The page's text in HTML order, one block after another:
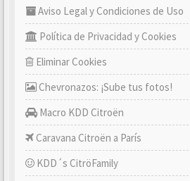
Aviso Legal y Condiciones de Uso
Política de Privacidad y Cookies
Eliminar Cookies
Chevronazos: ¡Sube tus fotos!
Macro KDD Citroën
Caravana Citroën a París
KDD´s CitröFamily